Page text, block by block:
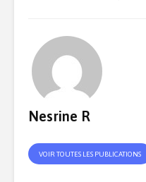
Nesrine R
VOIR TOUTES LES PUBLICATIONS